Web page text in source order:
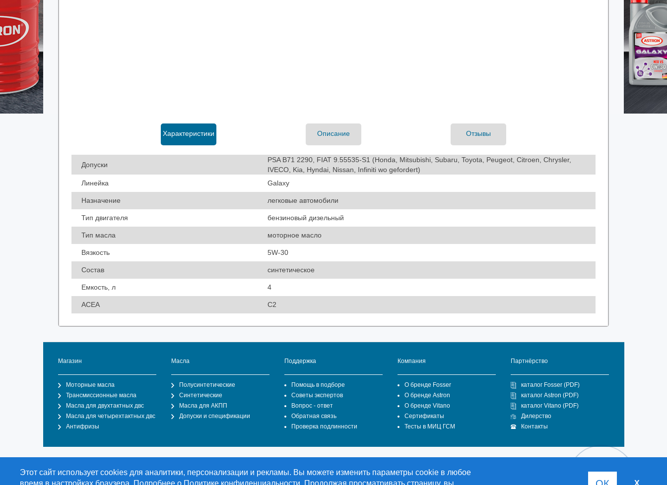
Характеристики Описание Отзывы
Допуски
PSA B71 2290, FIAT 9.55535-S1 (Honda, Mitsubishi, Subaru, Toyota, Peugeot, Citroen, Chrysler,
IVECO, Kia, Hyndai, Nissan, Infiniti wo gefordert)
Линейка
Galaxy
Назначение легковые автомобили
Тип двигателя бензиновый дизельный
Тип масла моторное масло
Вязкость 5W-30
Состав синтетическое
Емкость, л 4
ACEA C2
Магазин
Моторные масла
Трансмиссионные масла
Масла для двухтактных двс
Масла для четырехтактных двс
Антифризы
Масла
Полусинтетические
Синтетические
Масла для АКПП
Допуски и спецификации
Поддержка
Помощь в подборе
Советы экспертов
Вопрос - ответ
Обратная связь
Проверка подлинности
Компания
О бренде Fosser
О бренде Astron
О бренде Vitano
Сертификаты
Тесты в МИЦ ГСМ
Партнёрство
каталог Fosser (PDF)
каталог Astron (PDF)
каталог Vitano (PDF)
Дилерство
Контакты
торгового дома Duran Lubricants & Chemicals GmbH в Российской Федерации.
Этот сайт использует cookies для аналитики, персонализации и рекламы. Вы можете изменить параметры cookie в любое
время в настройках браузера. Подробнее о Политике конфиденциальности . Продолжая просматривать страницу, вы X